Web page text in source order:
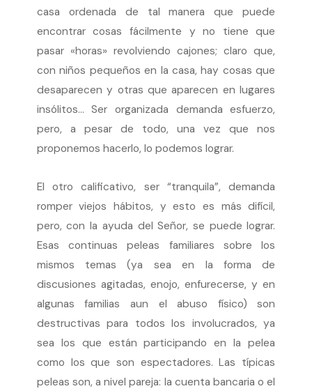
casa ordenada de tal manera que puede
encontrar cosas fácilmente y no tiene que
pasar «horas» revolviendo cajones; claro que,
con niños pequeños en la casa, hay cosas que
desaparecen y otras que aparecen en lugares
insólitos… Ser organizada demanda esfuerzo,
pero, a pesar de todo, una vez que nos
proponemos hacerlo, lo podemos lograr.
El otro calificativo, ser “tranquila”, demanda
romper viejos hábitos, y esto es más difícil,
pero, con la ayuda del Señor, se puede lograr.
Esas continuas peleas familiares sobre los
mismos temas (ya sea en la forma de
discusiones agitadas, enojo, enfurecerse, y en
algunas familias aun el abuso físico) son
destructivas para todos los involucrados, ya
sea los que están participando en la pelea
como los que son espectadores. Las típicas
peleas son, a nivel pareja: la cuenta bancaria o el